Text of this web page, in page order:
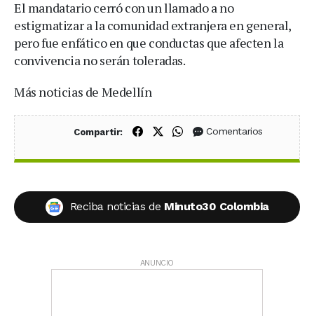
El mandatario cerró con un llamado a no
estigmatizar a la comunidad extranjera en general,
pero fue enfático en que conductas que afecten la
convivencia no serán toleradas.
Más noticias de Medellín
Compartir: Compartir en Facebook
Compartir en X (Twitter)
Compartir en WhatsApp
Comentarios
Reciba noticias de Minuto30 Colombia
ANUNCIO